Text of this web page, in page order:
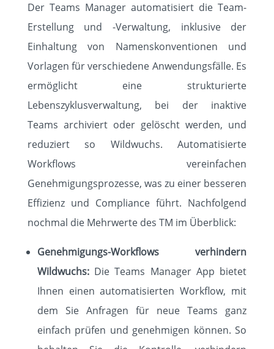
Der Teams Manager automatisiert die Team-
Erstellung und -Verwaltung, inklusive der
Einhaltung von Namenskonventionen und
Vorlagen für verschiedene Anwendungsfälle. Es
ermöglicht eine strukturierte
Lebenszyklusverwaltung, bei der inaktive
Teams archiviert oder gelöscht werden, und
reduziert so Wildwuchs. Automatisierte
Workflows vereinfachen
Genehmigungsprozesse, was zu einer besseren
Effizienz und Compliance führt. Nachfolgend
nochmal die Mehrwerte des TM im Überblick:
Genehmigungs-Workflows verhindern
Wildwuchs: Die Teams Manager App bietet
Ihnen einen automatisierten Workflow, mit
dem Sie Anfragen für neue Teams ganz
einfach prüfen und genehmigen können. So